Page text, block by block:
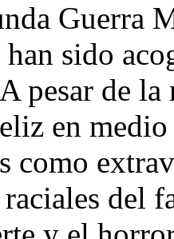
Guerra
sido
pesar de la
en
como
del